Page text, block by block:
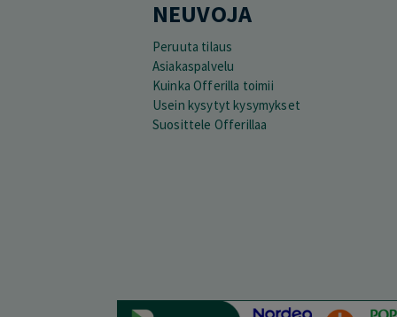
NEUVOJA
Peruuta tilaus
Asiakaspalvelu
Kuinka Offerilla toimii
Usein kysytyt kysymykset
Suosittele Offerillaa